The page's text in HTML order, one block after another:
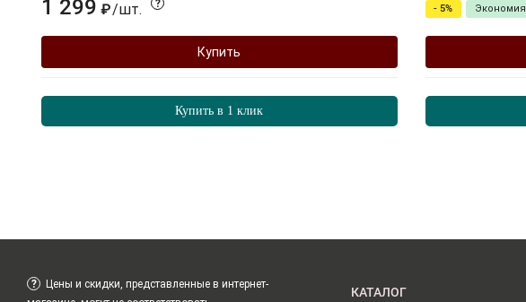
1 299 ₽/шт. ?
Купить
Купить в 1 клик
- 5% Экономия
?
Цены и скидки, представленные в интернет-
КАТАЛОГ